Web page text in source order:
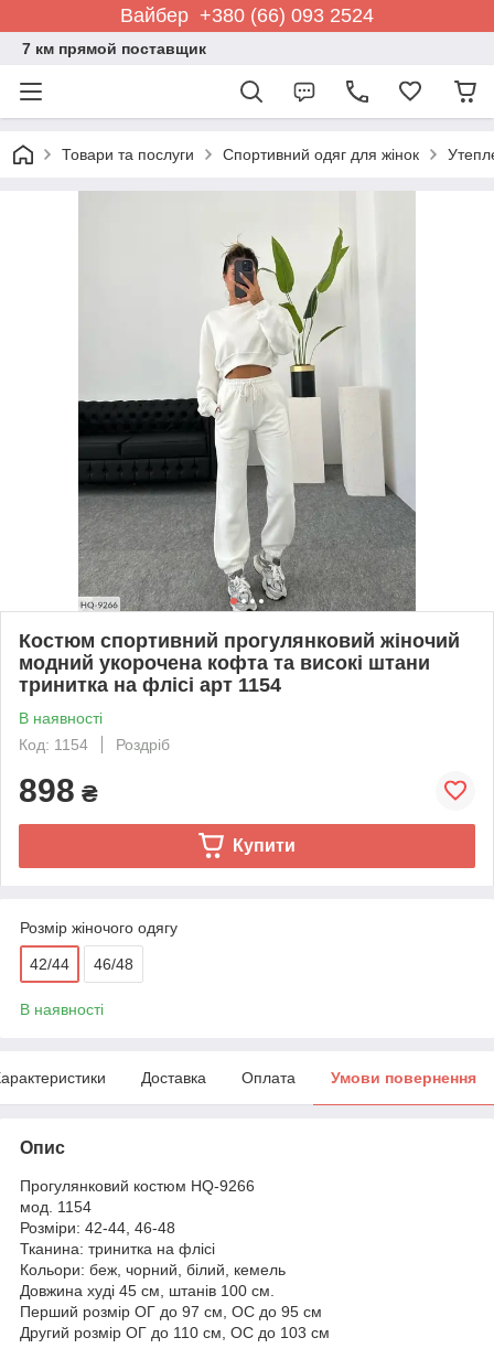
Вайбер +380 (66) 093 2524
7 км прямой поставщик
Товари та послуги Спортивний одяг для жінок
Костюм спортивний прогулянковий жіночий
модний укорочена кофта та високі штани
тринитка на флісі арт 1154
В наявності
Код: 1154
Роздріб
898 ₴
Купити
Розмір жіночого одягу
42/44 46/48
В наявності
Доставка Оплата Умови повернення
Опис
Прогулянковий костюм HQ-9266
мод. 1154
Розміри: 42-44, 46-48
Тканина: тринитка на флісі
Кольори: беж, чорний, білий, кемель
Довжина худі 45 см, штанів 100 см.
Перший розмір ОГ до 97 см, ОС до 95 см
Другий розмір ОГ до 110 см, ОС до 103 см